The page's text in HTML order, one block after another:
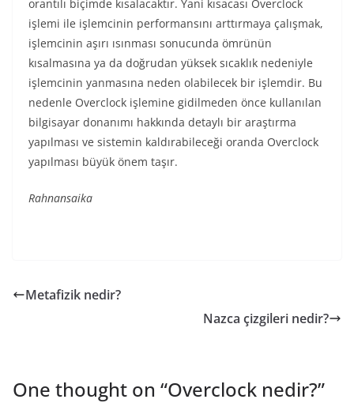
orantılı biçimde kısalacaktır. Yani kısacası Overclock
işlemi ile işlemcinin performansını arttırmaya çalışmak,
işlemcinin aşırı ısınması sonucunda ömrünün
kısalmasına ya da doğrudan yüksek sıcaklık nedeniyle
işlemcinin yanmasına neden olabilecek bir işlemdir. Bu
nedenle Overclock işlemine gidilmeden önce kullanılan
bilgisayar donanımı hakkında detaylı bir araştırma
yapılması ve sistemin kaldırabileceği oranda Overclock
yapılması büyük önem taşır.
Rahnansaika
Metafizik nedir?
Nazca çizgileri nedir?
One thought on “Overclock nedir?”